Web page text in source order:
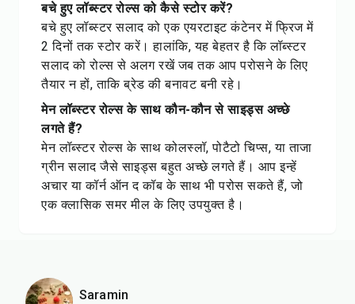
बचे हुए लॉब्स्टर रोल्स को कैसे स्टोर करें?
बचे हुए लॉब्स्टर सलाद को एक एयरटाइट कंटेनर में फ्रिज में
2 दिनों तक स्टोर करें। हालांकि, यह बेहतर है कि लॉब्स्टर
सलाद को रोल्स से अलग रखें जब तक आप परोसने के लिए
तैयार न हों, ताकि ब्रेड की बनावट बनी रहे।
मेन लॉब्स्टर रोल्स के साथ कौन-कौन से साइड्स अच्छे
लगते हैं?
मेन लॉब्स्टर रोल्स के साथ कोलस्लॉ, पोटैटो चिप्स, या ताजा
ग्रीन सलाद जैसे साइड्स बहुत अच्छे लगते हैं। आप इन्हें
अचार या कॉर्न ऑन द कॉब के साथ भी परोस सकते हैं, जो
एक क्लासिक समर मील के लिए उपयुक्त है।
Saramin